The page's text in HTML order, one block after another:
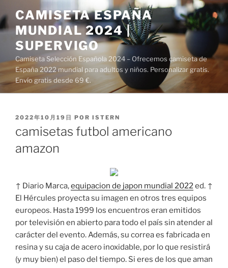
al
contenido
CAMISETA ESPAÑA
MUNDIAL 2024 |
SUPERVIGO
Camiseta Selección Española 2024 – Ofrecemos camiseta de
España 2022 mundial para adultos y niños. Personalizar gratis.
Envío gratis desde 69 €.
PUBLICADO
2022年10月19日 POR ISTERN
camisetas futbol americano
amazon
↑ Diario Marca,equipacion de japon mundial 2022ed. ↑
El Hércules proyecta su imagen en otros tres equipos
europeos. Hasta 1999 los encuentros eran emitidos
por televisión en abierto para todo el país sin atender al
carácter del evento. Además, su correa es fabricada en
resina y su caja de acero inoxidable, por lo que resistirá
(y muy bien) el paso del tiempo. Si eres de los que aman